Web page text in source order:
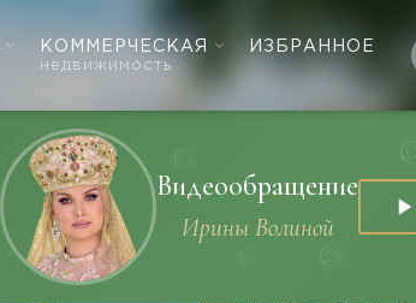
КОММЕРЧЕСКАЯ
недвижимость
ИЗБРАННОЕ
Видеообращение
Ирины Волиной